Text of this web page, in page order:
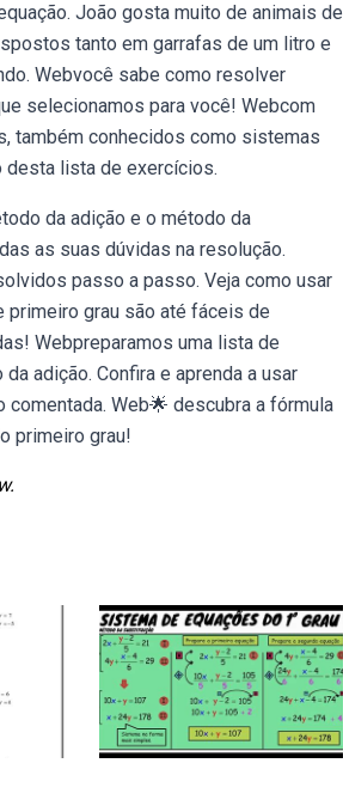
João gosta muito de animais de
tanto em garrafas de um litro e
Webvocê sabe como resolver
selecionamos para você! Webcom
também conhecidos como sistemas
desta lista de exercícios.
da adição e o método da
as suas dúvidas na resolução.
passo a passo. Veja como usar
grau são até fáceis de
Webpreparamos uma lista de
adição. Confira e aprenda a usar
Web🌟 descubra a fórmula
primeiro grau!